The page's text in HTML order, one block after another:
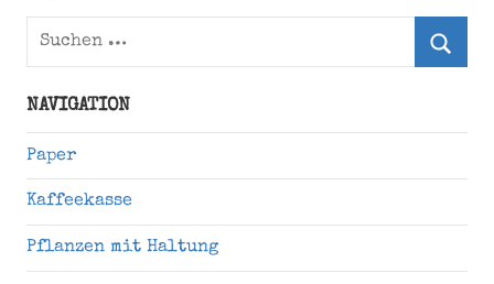
Suchen
NAVIGATION
Paper
Kaffeekasse
Pflanzen mit Haltung